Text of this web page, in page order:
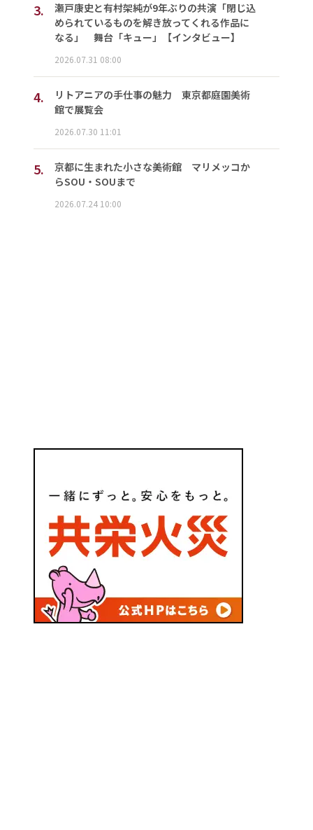
3.
瀬戸康史と有村架純が9年ぶりの共演「閉じ込
められているものを解き放ってくれる作品に
なる」 舞台「キュー」【インタビュー】
2026.07.31 08:00
4.
リトアニアの手仕事の魅力 東京都庭園美術
館で展覧会
2026.07.30 11:01
5.
京都に生まれた小さな美術館 マリメッコか
らSOU・SOUまで
2026.07.24 10:00